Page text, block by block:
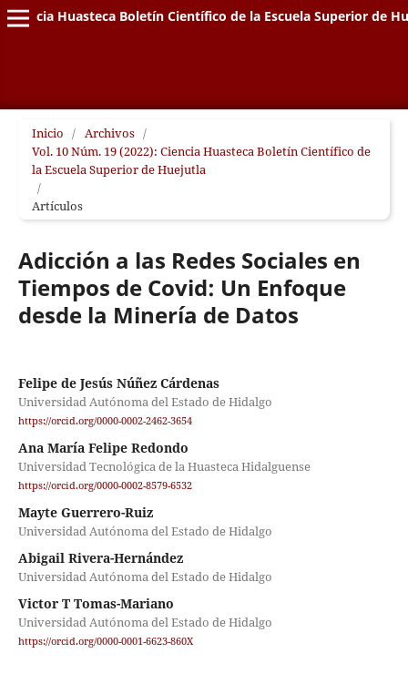
Ciencia Huasteca Boletín Científico de la Escuela Superior de
Inicio / Archivos /
Vol. 10 Núm. 19 (2022): Ciencia Huasteca Boletín Científico de
la Escuela Superior de Huejutla
/
Artículos
Adicción a las Redes Sociales en
Tiempos de Covid: Un Enfoque
desde la Minería de Datos
Felipe de Jesús Núñez Cárdenas
Universidad Autónoma del Estado de Hidalgo
https://orcid.org/0000-0002-2462-3654
Ana María Felipe Redondo
Universidad Tecnológica de la Huasteca Hidalguense
https://orcid.org/0000-0002-8579-6532
Mayte Guerrero-Ruiz
Universidad Autónoma del Estado de Hidalgo
Abigail Rivera-Hernández
Universidad Autónoma del Estado de Hidalgo
Victor T Tomas-Mariano
Universidad Autónoma del Estado de Hidalgo
https://orcid.org/0000-0001-6623-860X